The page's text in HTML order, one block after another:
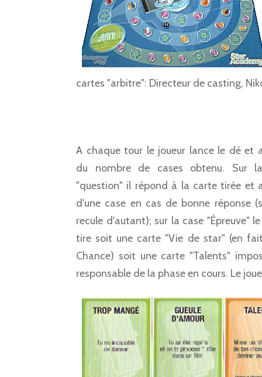
cartes "arbitre": Directeur de casting,
A chaque tour le joueur lance le dé et
du nombre de cases obtenu. Sur
"question" il répond à la carte tirée et
d'une case en cas de bonne réponse
recule d'autant); sur la case "Épreuve"
tire soit une carte "Vie de star" (en
Chance) soit une carte "Talents"
responsable de la phase en cours. Le